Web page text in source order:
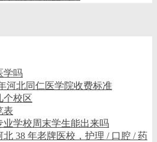
学吗
河北同仁医学院收费标准
个校区
表
业学校周末学生能出来吗
38 年老牌医校，护理 / 口腔 / 药